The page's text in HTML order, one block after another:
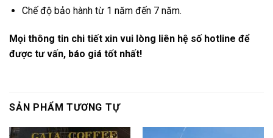
Chế độ bảo hành từ 1 năm đến 7 năm.
Mọi thông tin chi tiết xin vui lòng liên hệ số hotline để
được tư vấn, báo giá tốt nhất!
SẢN PHẨM TƯƠNG TỰ